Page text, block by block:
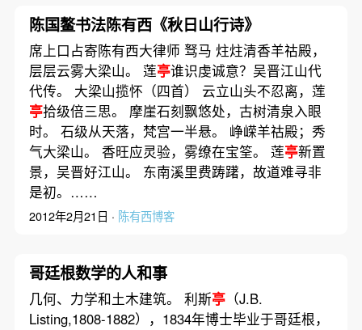
陈国鳌书法陈有西《秋日山行诗》
席上口占寄陈有西大律师 驽马 炷炷清香羊祜殿，
层层云雾大梁山。 莲亭谁识虔诚意？吴晋江山代
代传。 大梁山揽怀（四首） 云立山头不忍离，莲
亭拾级倍三思。 摩崖石刻飘悠处，古树清泉入眼
时。 石级从天落，梵宫一半悬。 峥嵘羊祜殿；秀
气大梁山。 香旺应灵验，雾缭在宝筌。 莲亭新置
景，吴晋好江山。 东南溪里费踌躇，故道难寻非
是初。……
2012年2月21日 · 陈有西博客
哥廷根数学的人和事
几何、力学和土木建筑。 利斯亭（J.B.
Listing,1808-1882），1834年博士毕业于哥廷根，